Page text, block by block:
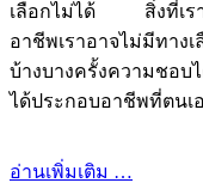
เลือกไม่ได้ สิ่งที่เรา
อาชีพเราอาจไม่มีทาง
บ้างบางครั้งความชอบ
ได้ประกอบอาชีพที่ตนเ
อ่านเพิ่มเติม …